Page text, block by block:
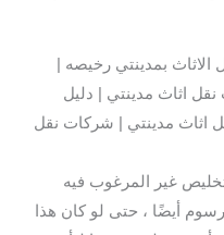
بمدينتي رخيصه |
اثاث مدينتي | دليل
اثاث مدينتي | شركات نقل
غير المرغوب فيه
أيضًا ، حتى لو كان هذا